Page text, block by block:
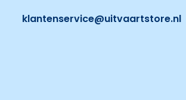
klantenservice@uitvaartstore.nl